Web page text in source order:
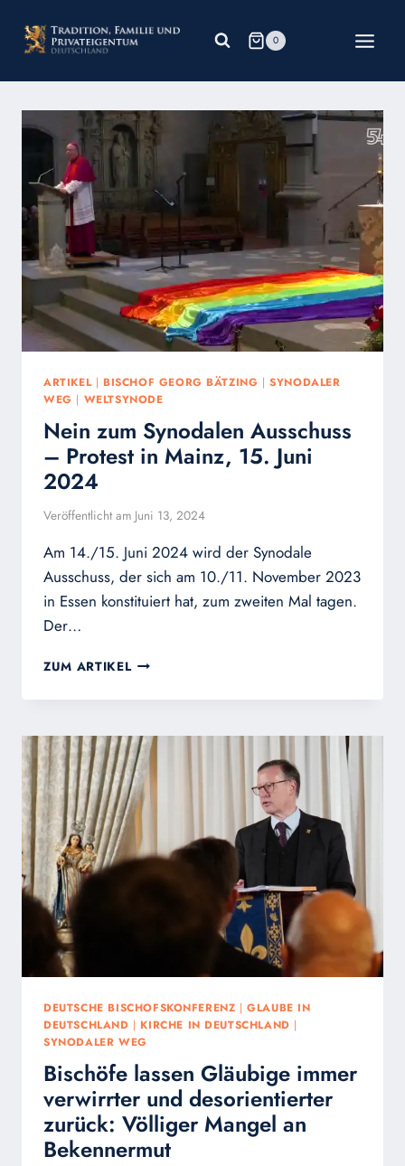
Inhalt
springen
0
ARTIKEL| BISCHOF GEORG BÄTZING |SYNODALER
WEG | WELTSYNODE
Nein zum Synodalen Ausschuss
– Protest in Mainz, 15. Juni
2024
Veröffentlicht am Juni 13, 2024
Am 14./15. Juni 2024 wird der Synodale
Ausschuss, der sich am 10./11. November 2023
in Essen konstituiert hat, zum zweiten Mal tagen.
Der…
ZUM ARTIKEL NEIN
SYNODALEN
–
PROTEST
IN
MAINZ,
15.
2024
DEUTSCHE BISCHOFSKONFERENZ |GLAUBE IN
DEUTSCHLAND | KIRCHE IN DEUTSCHLAND |
SYNODALER WEG
Bischöfe lassen Gläubige immer
verwirrter und desorientierter
zurück: Völliger Mangel an
Bekennermut